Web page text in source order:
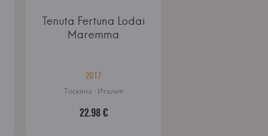
Tenuta Fertuna Lodai
Maremma
2017
Тоскана · Италия
22.98 €